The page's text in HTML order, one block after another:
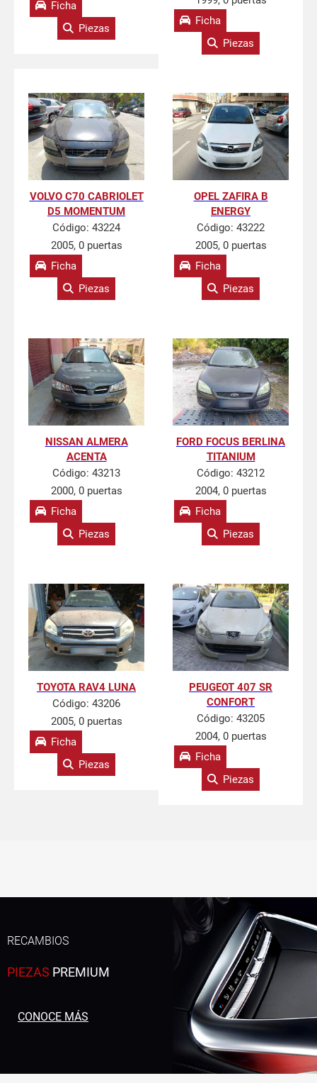
Ficha
Piezas
Ficha
Piezas
VOLVO C70 CABRIOLET
D5 MOMENTUM
Código: 43224
2005, 0 puertas
Ficha
Piezas
OPEL ZAFIRA B
ENERGY
Código: 43222
2005, 0 puertas
Ficha
Piezas
NISSAN ALMERA
ACENTA
Código: 43213
2000, 0 puertas
Ficha
Piezas
FORD FOCUS BERLINA
TITANIUM
Código: 43212
2004, 0 puertas
Ficha
Piezas
TOYOTA RAV4 LUNA
Código: 43206
2005, 0 puertas
Ficha
Piezas
PEUGEOT 407 SR
CONFORT
Código: 43205
2004, 0 puertas
Ficha
Piezas
RECAMBIOS
PIEZAS PREMIUM
CONOCE MÁS